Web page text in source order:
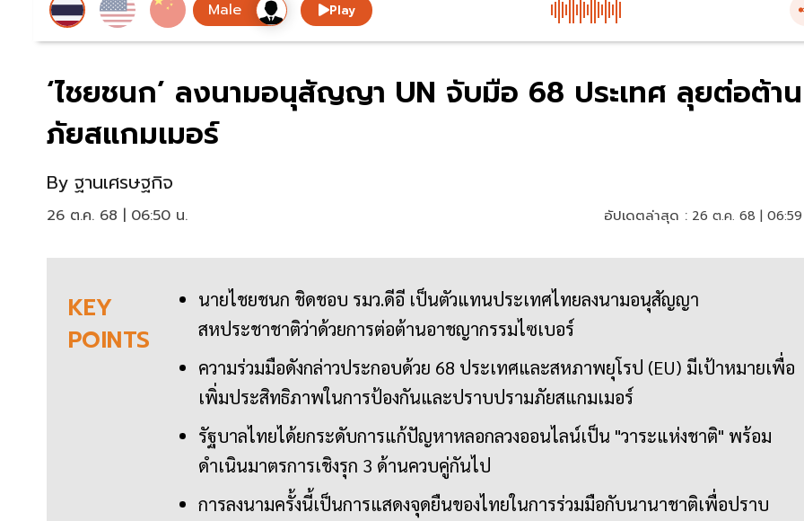
Play
‘ไชยชนก’ ลงนามอนุสัญญา UN จับมือ 68 ประเทศ ลุยต่อต้าน
ภัยสแกมเมอร์
By ฐานเศรษฐกิจ
26 ต.ค. 68 | 06:50 น. อัปเดตล่าสุด : 26 ต.ค. 68 |
KEY
POINTS
นายไชยชนก ชิดชอบ รมว.ดีอี เป็นตัวแทนประเทศไทยลงนามอนุสัญญา
สหประชาชาติว่าด้วยการต่อต้านอาชญากรรมไซเบอร์
ความร่วมมือดังกล่าวประกอบด้วย 68 ประเทศและสหภาพยุโรป (EU) มีเป้าหมายเพื่อ
เพิ่มประสิทธิภาพในการป้องกันและปราบปรามภัยสแกมเมอร์
รัฐบาลไทยได้ยกระดับการแก้ปัญหาหลอกลวงออนไลน์เป็น "วาระแห่งชาติ" พร้อม
ดำเนินมาตรการเชิงรุก 3 ด้านควบคู่กันไป
การลงนามครั้งนี้เป็นการแสดงจุดยืนของไทยในการร่วมมือกับนานาชาติเพื่อปราบ